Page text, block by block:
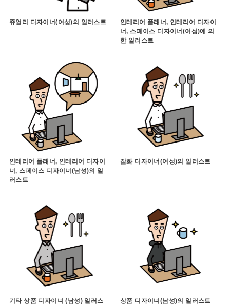
쥬얼리 디자이너(여성)의 일러스트
인테리어 플래너, 인테리어 디자이
너, 스페이스 디자이너(여성)에 의
한 일러스트
인테리어 플래너, 인테리어 디자이
너, 스페이스 디자이너(남성)의 일
러스트
잡화 디자이너(여성)의 일러스트
기타 상품 디자이너 (남성) 일러스
상품 디자이너(남성)의 일러스트